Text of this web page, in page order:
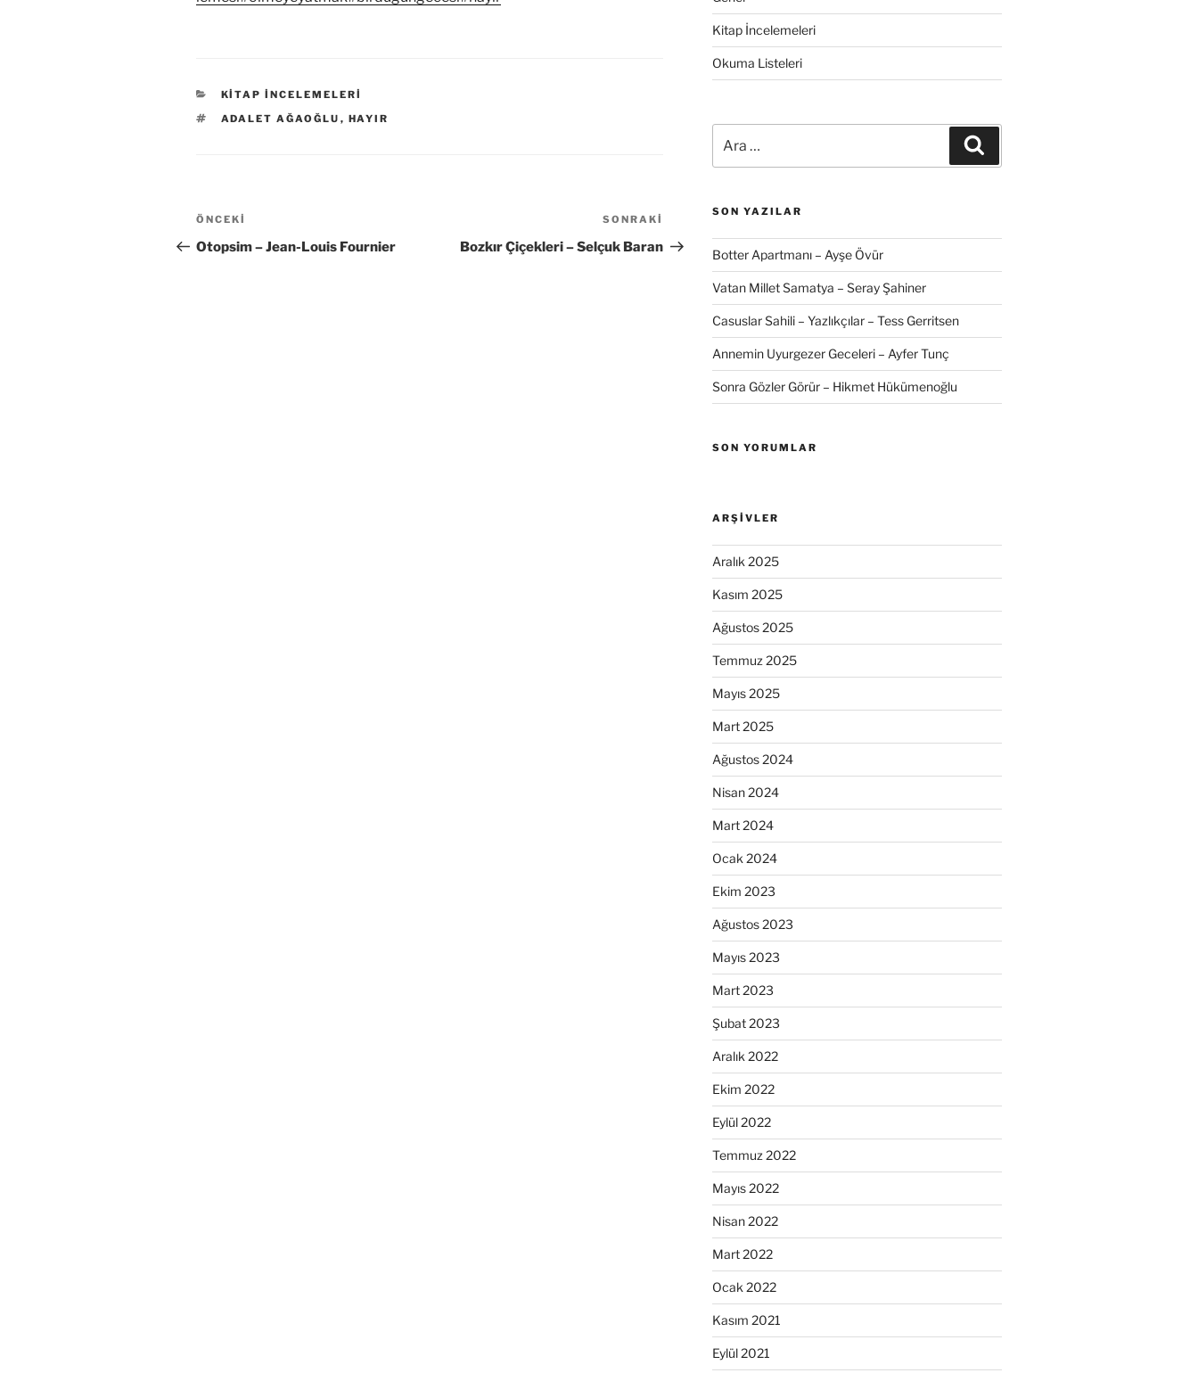
KATEGORILER
KITAP İNCELEMELERI
ETIKETLER
ADALET AĞAOĞLU , HAYIR
Yazı
gezinmesi
Önceki
Yazı
ÖNCEKI
Otopsim – Jean-Louis Fournier
Yazı
SONRAKI
Bozkır Çiçekleri – Selçuk Baran
Kitap İncelemeleri
Okuma Listeleri
SON YAZILAR
Botter Apartmanı – Ayşe Övür
Vatan Millet Samatya – Seray Şahiner
Casuslar Sahili – Yazlıkçılar – Tess Gerritsen
Annemin Uyurgezer Geceleri – Ayfer Tunç
Sonra Gözler Görür – Hikmet Hükümenoğlu
SON YORUMLAR
ARŞIVLER
Aralık 2025
Kasım 2025
Ağustos 2025
Temmuz 2025
Mayıs 2025
Mart 2025
Ağustos 2024
Nisan 2024
Mart 2024
Ocak 2024
Ekim 2023
Ağustos 2023
Mayıs 2023
Mart 2023
Şubat 2023
Aralık 2022
Ekim 2022
Eylül 2022
Temmuz 2022
Mayıs 2022
Nisan 2022
Mart 2022
Ocak 2022
Kasım 2021
Eylül 2021